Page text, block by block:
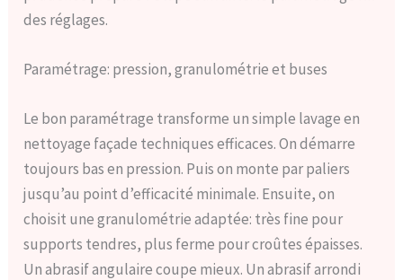
des réglages.
Paramétrage: pression, granulométrie et buses
Le bon paramétrage transforme un simple lavage en
nettoyage façade techniques efficaces. On démarre
toujours bas en pression. Puis on monte par paliers
jusqu’au point d’efficacité minimale. Ensuite, on
choisit une granulométrie adaptée: très fine pour
supports tendres, plus ferme pour croûtes épaisses.
Un abrasif angulaire coupe mieux. Un abrasif arrondi